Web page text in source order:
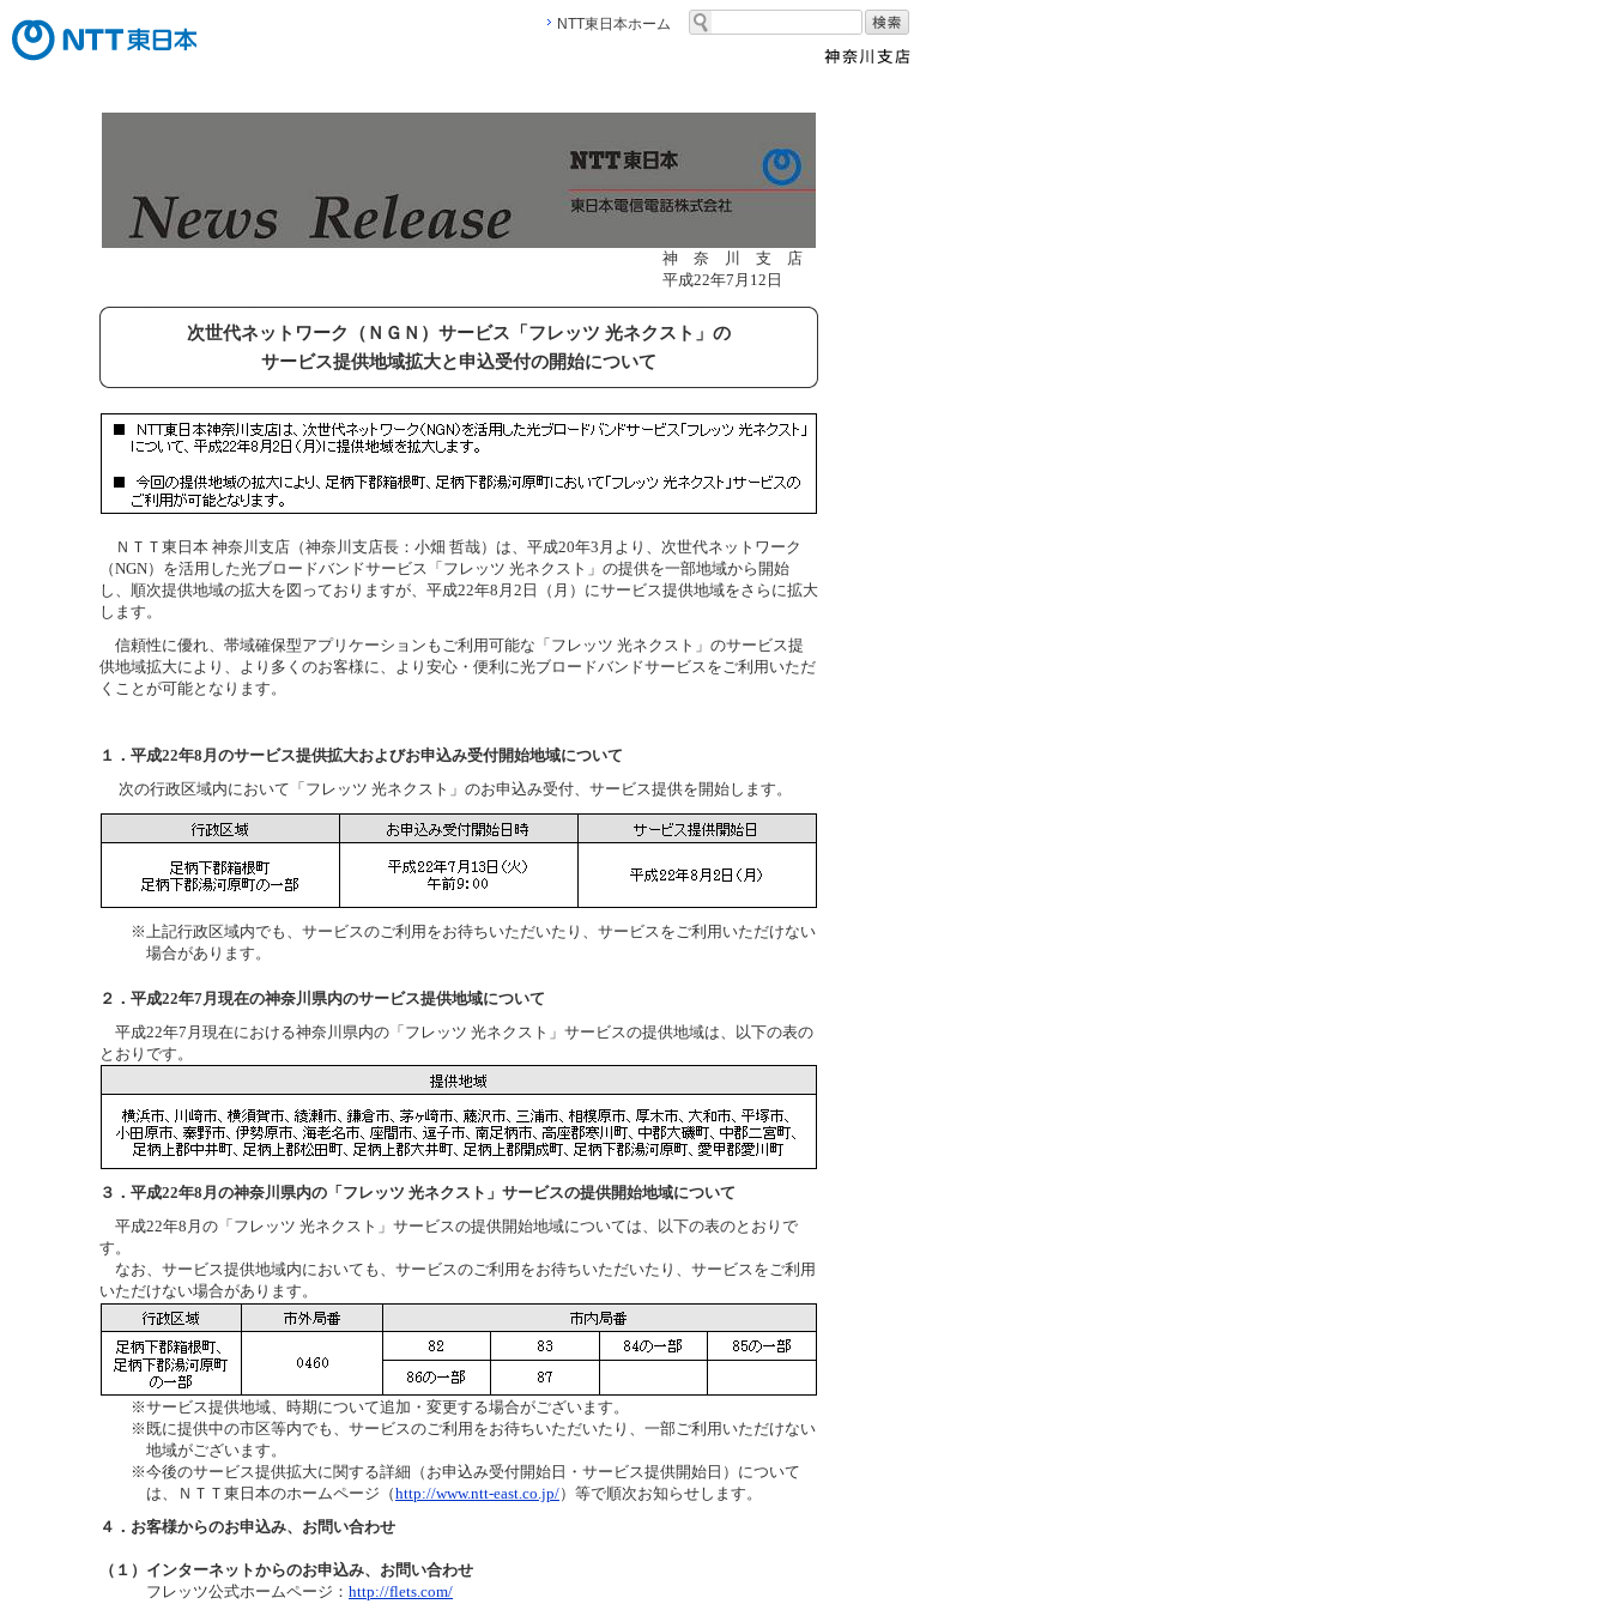
NTT東日本ホーム
神 奈 川 支 店
平成22年7月12日
次世代ネットワーク（ＮＧＮ）サービス「フレッツ 光ネクスト」の
サービス提供地域拡大と申込受付の開始について
ＮＴＴ東日本 神奈川支店（神奈川支店長：小畑 哲哉）は、平成20年3月より、次世代ネットワーク
（NGN）を活用した光ブロードバンドサービス「フレッツ 光ネクスト」の提供を一部地域から開始
し、順次提供地域の拡大を図っておりますが、平成22年8月2日（月）にサービス提供地域をさらに拡大
します。
信頼性に優れ、帯域確保型アプリケーションもご利用可能な「フレッツ 光ネクスト」のサービス提
供地域拡大により、より多くのお客様に、より安心・便利に光ブロードバンドサービスをご利用いただ
くことが可能となります。
１．平成22年8月のサービス提供拡大およびお申込み受付開始地域について
次の行政区域内において「フレッツ 光ネクスト」のお申込み受付、サービス提供を開始します。
※上記行政区域内でも、サービスのご利用をお待ちいただいたり、サービスをご利用いただけない
場合があります。
２．平成22年7月現在の神奈川県内のサービス提供地域について
平成22年7月現在における神奈川県内の「フレッツ 光ネクスト」サービスの提供地域は、以下の表の
とおりです。
３．平成22年8月の神奈川県内の「フレッツ 光ネクスト」サービスの提供開始地域について
平成22年8月の「フレッツ 光ネクスト」サービスの提供開始地域については、以下の表のとおりで
す。
なお、サービス提供地域内においても、サービスのご利用をお待ちいただいたり、サービスをご利用
いただけない場合があります。
※サービス提供地域、時期について追加・変更する場合がございます。
※ 既に提供中の市区等内でも、サービスのご利用をお待ちいただいたり、一部ご利用いただけない
地域がございます。
※今後のサービス提供拡大に関する詳細（お申込み受付開始日・サービス提供開始日）について
は、ＮＴＴ東日本のホームページ（http://www.ntt-east.co.jp/）等で順次お知らせします。
４．お客様からのお申込み、お問い合わせ
（１） インターネットからのお申込み、お問い合わせ
フレッツ公式ホームページ： http://flets.com/